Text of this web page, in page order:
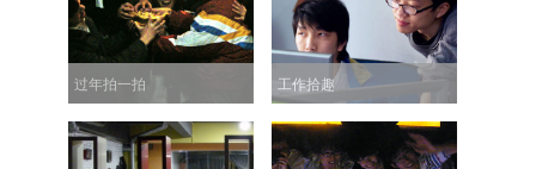
过年拍一拍 工作拾趣